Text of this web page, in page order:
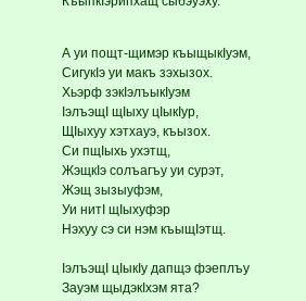
А уи пощт-щимэр къыщыкIуэм,
СигукIэ уи макъ зэхызох.
Хьэрф зэкIэлъыкIуэм
IэлъэщI щIыху цIыкIур,
ЩIыхуу хэтхауэ, къызох.
Си пщIыхь ухэтщ,
ЖэщкIэ солъагъу уи сурэт,
Жэщ зызыуфэм,
Уи нитI щIыхуфэр
Нэхуу сэ си нэм къыщIэтщ.
IэлъэщI цIыкIу дапщэ фэеплъу
Зауэм щыдэкIхэм ята?